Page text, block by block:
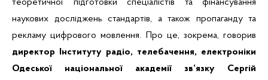
теоретичної підготовки спеціалістів та фінансування
наукових досліджень стандартів, а також пропаганду та
рекламу цифрового мовлення. Про це, зокрема, говорив
директор Інституту радіо, телебачення, електроніки
Одеської національної академії зв’язку Сергій